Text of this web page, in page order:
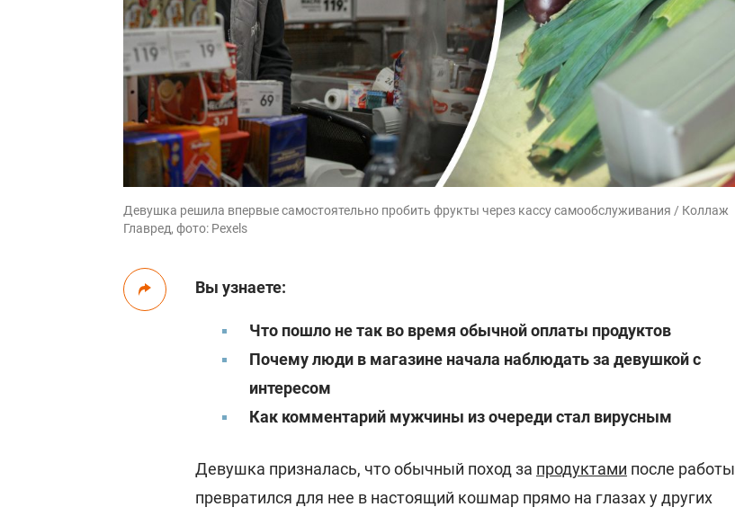
Девушка решила впервые самостоятельно пробить фрукты через кассу самообслуживания / Коллаж
Главред, фото: Pexels
Вы узнаете:
Что пошло не так во время обычной оплаты продуктов
Почему люди в магазине начала наблюдать за девушкой с
интересом
Как комментарий мужчины из очереди стал вирусным
Девушка призналась, что обычный поход за продуктами после работы
превратился для нее в настоящий кошмар прямо на глазах у других